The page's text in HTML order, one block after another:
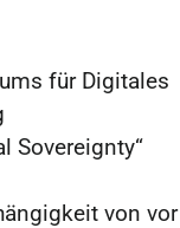
für Digitales
Sovereignty“
von vor